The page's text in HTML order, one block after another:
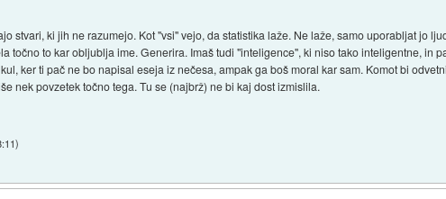
stvari, ki jih ne razumejo. Kot "vsi" vejo, da statistika laže. Ne laže, samo uporabljat jo
točno to kar obljublja ime. Generira. Imaš tudi "inteligence", ki niso tako inteligentne, in
ker ti pač ne bo napisal eseja iz nečesa, ampak ga boš moral kar sam. Komot bi
nek povzetek točno tega. Tu se (najbrž) ne bi kaj dost izmislila.
)